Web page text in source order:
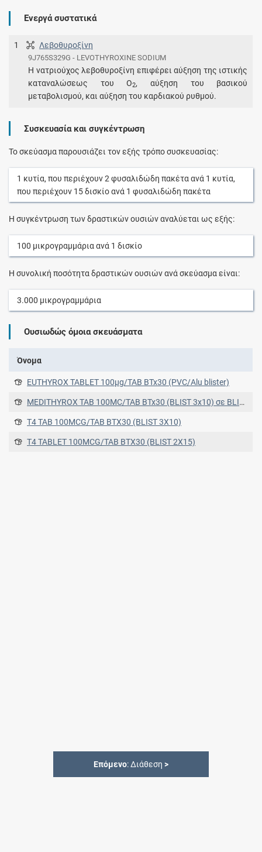
Ενεργά συστατικά
1 Λεβοθυροξίνη
9J765S329G - LEVOTHYROXINE SODIUM
Η νατριούχος λεβοθυροξίνη επιφέρει αύξηση της ιστικής
καταναλώσεως του Ο2, αύξηση του βασικού
μεταβολισμού, και αύξηση του καρδιακού ρυθμού.
Συσκευασία και συγκέντρωση
Το σκεύασμα παρουσιάζει τον εξής τρόπο συσκευασίας:
1 κυτία, που περιέχουν2φυσαλιδώδη πακέταανά 1 κυτία,
που περιέχουν 15δισκίοανά 1 φυσαλιδώδη πακέτα
Η συγκέντρωση των δραστικών ουσιών αναλύεται ως εξής:
100 μικρογραμμάριαανά 1 δισκίο
Η συνολική ποσότητα δραστικών ουσιών ανά σκεύασμα είναι:
3.000 μικρογραμμάρια
Ουσιωδώς όμοια σκευάσματα
Όνομα
EUTHYROX TABLET 100μg/TAB BTx30 (PVC/Alu blister)
MEDITHYROX TAB 100MC/TAB BTx30 (BLIST 3x10) σε BLISTERS PVC/ALUM FOIL σε BLISTERS PVC/ALUM FOIL
T4 TAB 100MCG/TAB BTX30 (BLIST 3X10)
T4 TABLET 100MCG/TAB BTX30 (BLIST 2X15)
Επόμενο: Διάθεση >